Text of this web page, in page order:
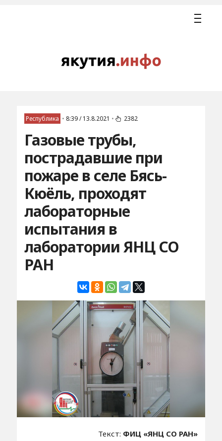
Республика • 8:39 / 13.8.2021 • 2382
Газовые трубы,
пострадавшие при
пожаре в селе Бясь-
Кюёль, проходят
лабораторные
испытания в
лаборатории ЯНЦ СО
РАН
Текст: ФИЦ «ЯНЦ СО РАН»